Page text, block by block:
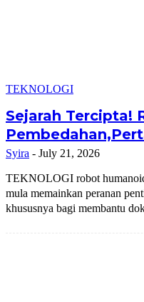
TEKNOLOGI
Sejarah Tercipta!
Syira - July 21, 2026
TEKNOLOGI robot
mula memainkan peranan
khususnya bagi membantu